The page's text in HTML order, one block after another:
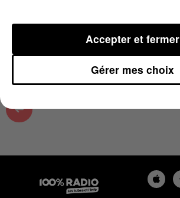
dans la Haute Garonne avec Karine
Gérer mes choix
Accepter et fermer